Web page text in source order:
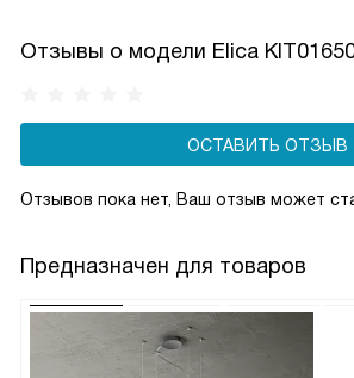
Отзывы о модели Elica
ОСТАВИТЬ ОТЗЫВ
Отзывов пока нет, Ваш отзыв может
Предназначен для товаров